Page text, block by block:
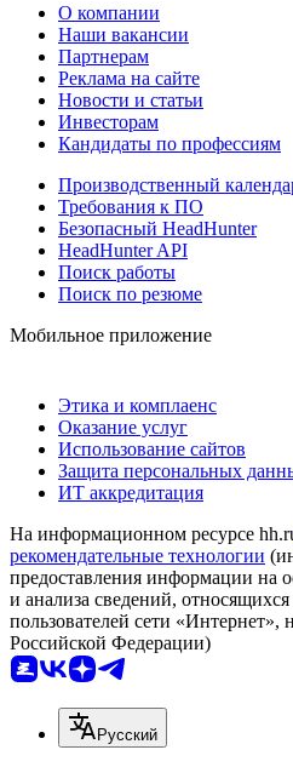
О компании
Наши вакансии
Партнерам
Реклама на сайте
Новости и статьи
Инвесторам
Кандидаты по профессиям
Производственный
Требования к ПО
Безопасный HeadHunter
HeadHunter API
Поиск работы
Поиск по резюме
Мобильное приложение
Этика и комплаенс
Оказание услуг
Использование сайтов
Защита персональных
ИТ аккредитация
На информационном ресурсе
рекомендательные технологии
предоставления информации на
и анализа сведений,
пользователей сети «Интернет»,
Российской Федерации)
Русский